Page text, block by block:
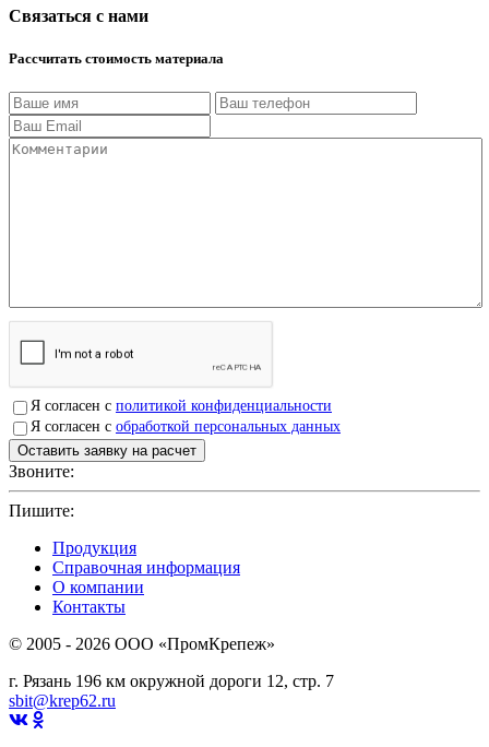
Связаться с нами
Рассчитать стоимость материала
Я согласен с политикой конфиденциальности
Я согласен с обработкой персональных данных
Звоните:
Пишите:
Продукция
Справочная информация
О компании
Контакты
© 2005 - 2026 OOO «ПромКрепеж»
г. Рязань 196 км окружной дороги 12, стр. 7
sbit@krep62.ru